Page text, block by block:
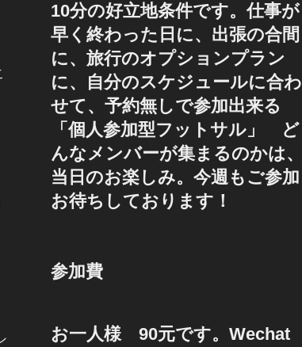
10分の好立地条件です。仕事が
早く終わった日に、出張の合間
に、旅行のオプションプラン
に、自分のスケジュールに合わ
せて、予約無しで参加出来る
「個人参加型フットサル」 ど
んなメンバーが集まるのかは、
当日のお楽しみ。今週もご参加
お待ちしております！
参加費
お一人様 90元です。Wechat